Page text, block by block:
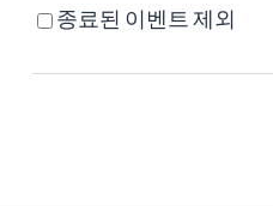
종료된 이벤트 제외